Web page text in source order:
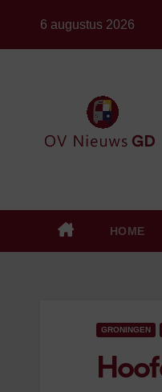
6 augustus 2026
HOME
GRONINGEN